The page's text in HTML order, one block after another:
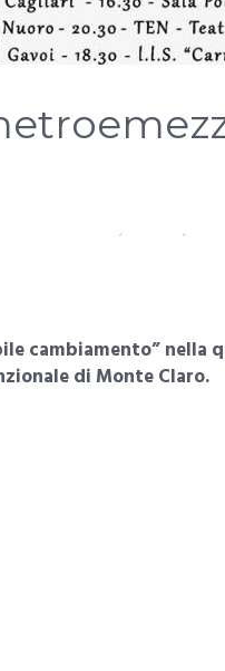
, ,
cambiamento” nella
di Monte Claro.